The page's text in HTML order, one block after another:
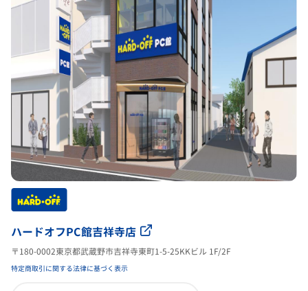
ハードオフPC館吉祥寺店
〒180-0002東京都武蔵野市吉祥寺東町1-5-25KKビル 1F/2F
特定商取引に関する法律に基づく表示